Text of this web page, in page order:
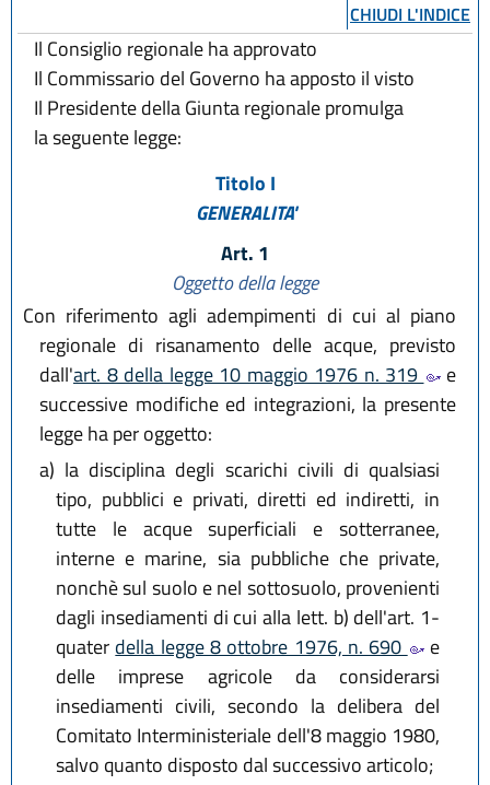
CHIUDI L'INDICE
Il Consiglio regionale ha approvato
Il Commissario del Governo ha apposto il visto
Il Presidente della Giunta regionale promulga
la seguente legge:
Titolo I
GENERALITA'
Art. 1
Oggetto della legge
Con riferimento agli adempimenti di cui al piano
regionale di risanamento delle acque, previsto
dall'art. 8 della legge 10 maggio 1976 n. 319
e
successive modifiche ed integrazioni, la presente
legge ha per oggetto:
a) la disciplina degli scarichi civili di qualsiasi
tipo, pubblici e privati, diretti ed indiretti, in
tutte le acque superficiali e sotterranee,
interne e marine, sia pubbliche che private,
nonchè sul suolo e nel sottosuolo, provenienti
dagli insediamenti di cui alla lett. b) dell'art. 1-
quater della legge 8 ottobre 1976, n. 690
e
delle imprese agricole da considerarsi
insediamenti civili, secondo la delibera del
Comitato Interministeriale dell'8 maggio 1980,
salvo quanto disposto dal successivo articolo;